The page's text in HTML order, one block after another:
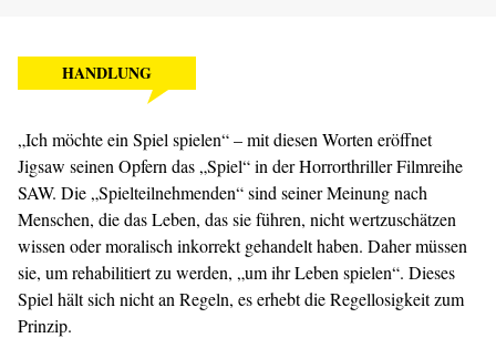
HANDLUNG
„Ich möchte ein Spiel spielen“ – mit diesen Worten eröffnet
Jigsaw seinen Opfern das „Spiel“ in der Horrorthriller Filmreihe
SAW. Die „Spielteilnehmenden“ sind seiner Meinung nach
Menschen, die das Leben, das sie führen, nicht wertzuschätzen
wissen oder moralisch inkorrekt gehandelt haben. Daher müssen
sie, um rehabilitiert zu werden, „um ihr Leben spielen“. Dieses
Spiel hält sich nicht an Regeln, es erhebt die Regellosigkeit zum
Prinzip.